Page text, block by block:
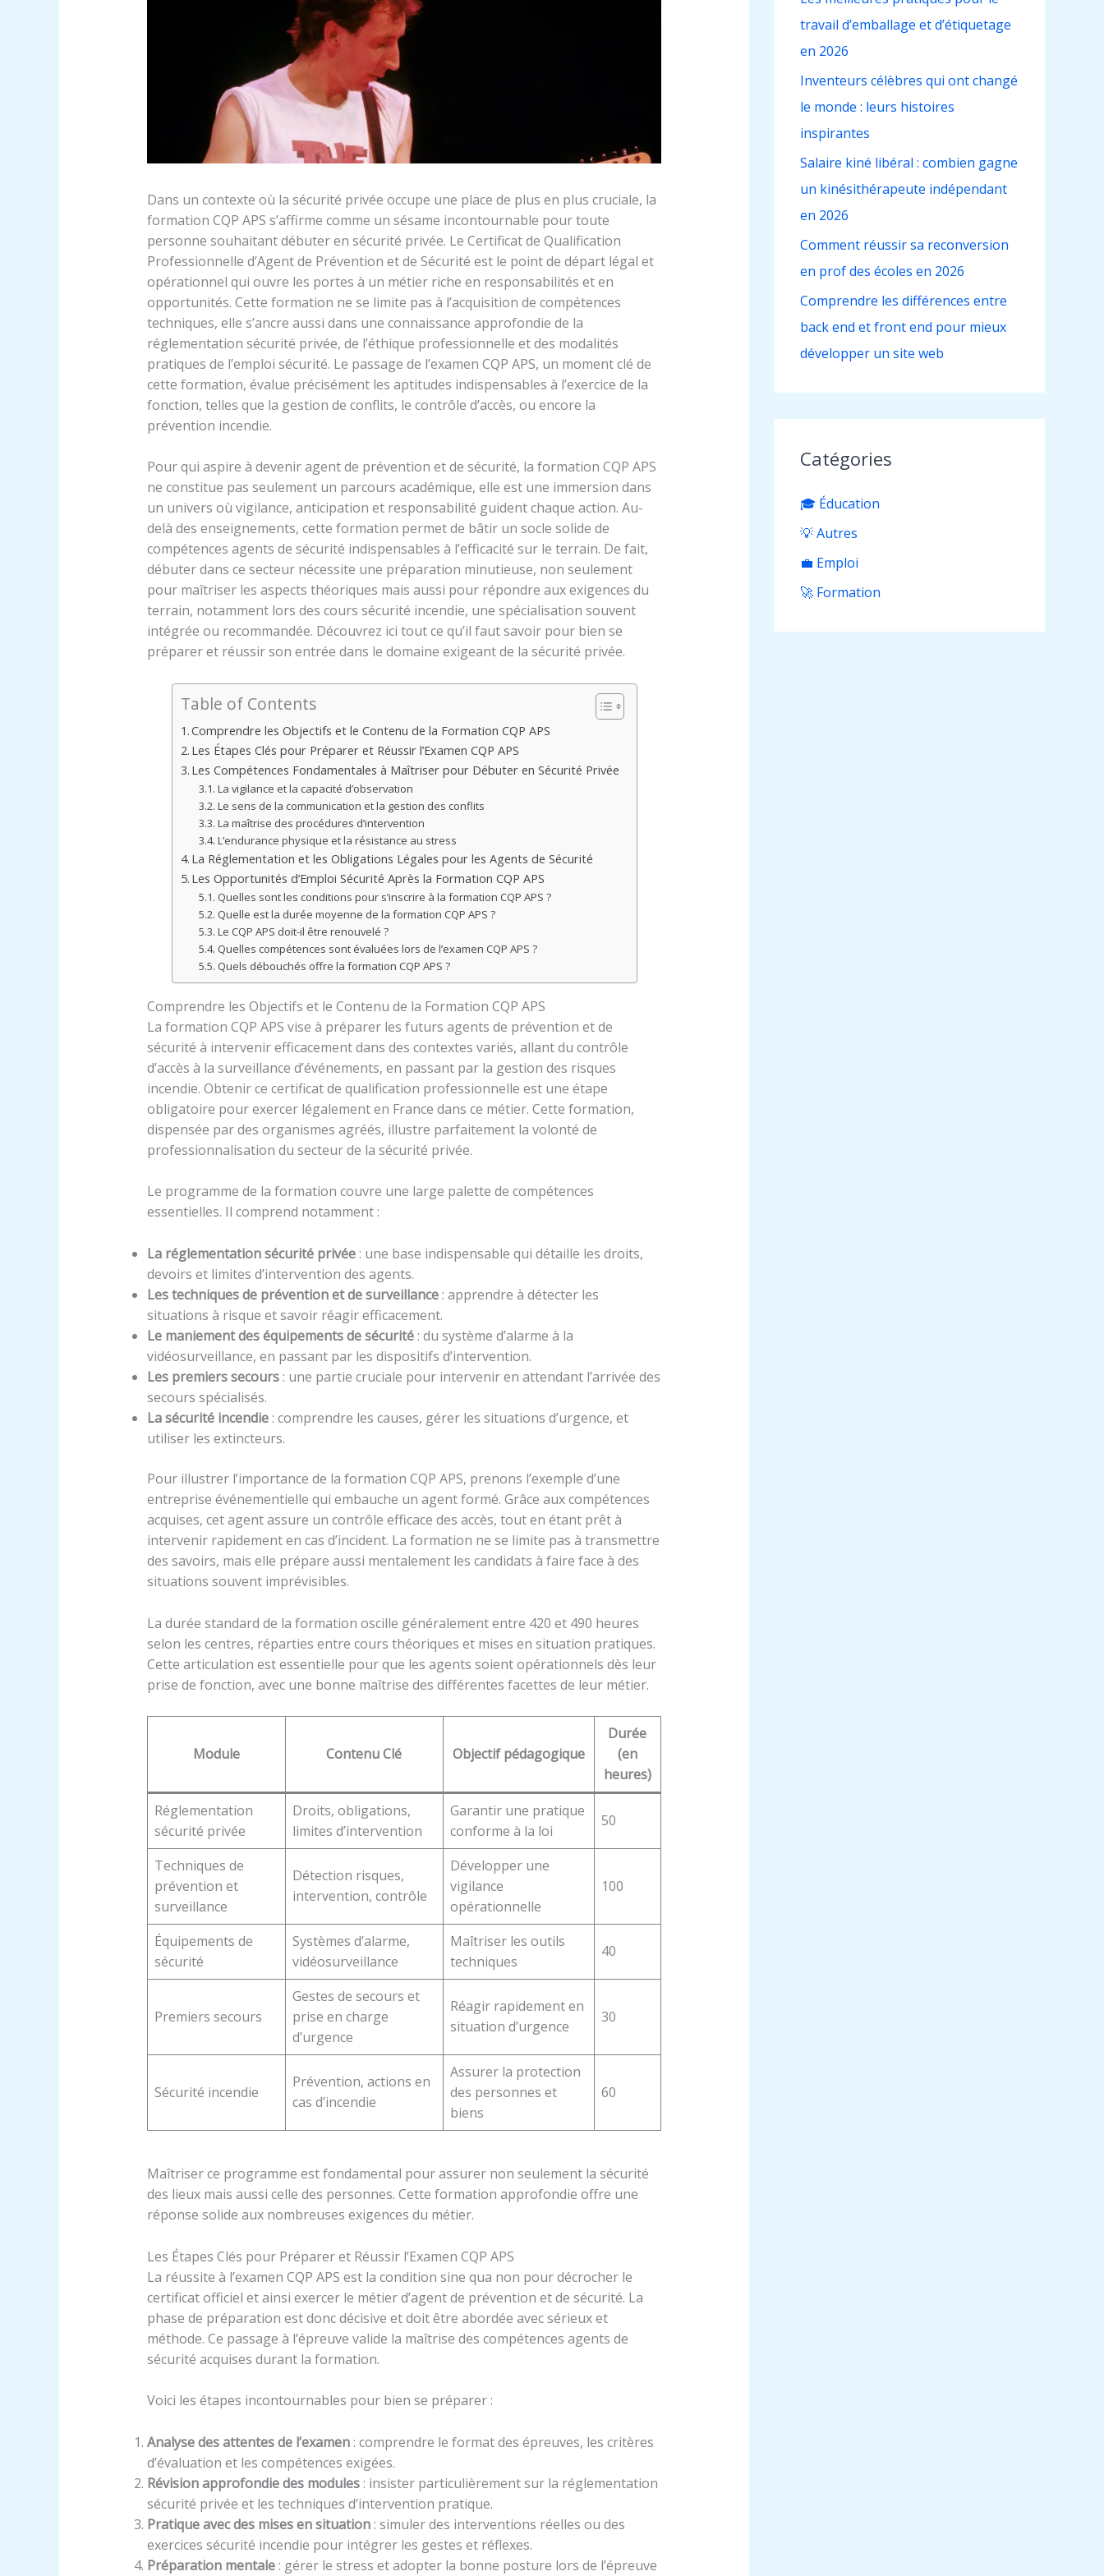
Dans un contexte où la sécurité privée occupe une place de plus en plus cruciale, la
formation CQP APS s’affirme comme un sésame incontournable pour toute
personne souhaitant débuter en sécurité privée. Le Certificat de Qualification
Professionnelle d’Agent de Prévention et de Sécurité est le point de départ légal et
opérationnel qui ouvre les portes à un métier riche en responsabilités et en
opportunités. Cette formation ne se limite pas à l’acquisition de compétences
techniques, elle s’ancre aussi dans une connaissance approfondie de la
réglementation sécurité privée, de l’éthique professionnelle et des modalités
pratiques de l’emploi sécurité. Le passage de l’examen CQP APS, un moment clé de
cette formation, évalue précisément les aptitudes indispensables à l’exercice de la
fonction, telles que la gestion de conflits, le contrôle d’accès, ou encore la
prévention incendie.
Pour qui aspire à devenir agent de prévention et de sécurité, la formation CQP APS
ne constitue pas seulement un parcours académique, elle est une immersion dans
un univers où vigilance, anticipation et responsabilité guident chaque action. Au-
delà des enseignements, cette formation permet de bâtir un socle solide de
compétences agents de sécurité indispensables à l’efficacité sur le terrain. De fait,
débuter dans ce secteur nécessite une préparation minutieuse, non seulement
pour maîtriser les aspects théoriques mais aussi pour répondre aux exigences du
terrain, notamment lors des cours sécurité incendie, une spécialisation souvent
intégrée ou recommandée. Découvrez ici tout ce qu’il faut savoir pour bien se
préparer et réussir son entrée dans le domaine exigeant de la sécurité privée.
Table of Contents
Comprendre les Objectifs et le Contenu de la Formation CQP APS
Les Étapes Clés pour Préparer et Réussir l’Examen CQP APS
Les Compétences Fondamentales à Maîtriser pour Débuter en Sécurité Privée
La vigilance et la capacité d’observation
Le sens de la communication et la gestion des conflits
La maîtrise des procédures d’intervention
L’endurance physique et la résistance au stress
La Réglementation et les Obligations Légales pour les Agents de Sécurité
Les Opportunités d’Emploi Sécurité Après la Formation CQP APS
Quelles sont les conditions pour s’inscrire à la formation CQP APS ?
Quelle est la durée moyenne de la formation CQP APS ?
Le CQP APS doit-il être renouvelé ?
Quelles compétences sont évaluées lors de l’examen CQP APS ?
Quels débouchés offre la formation CQP APS ?
Comprendre les Objectifs et le Contenu de la Formation CQP APS
La formation CQP APS vise à préparer les futurs agents de prévention et de
sécurité à intervenir efficacement dans des contextes variés, allant du contrôle
d’accès à la surveillance d’événements, en passant par la gestion des risques
incendie. Obtenir ce certificat de qualification professionnelle est une étape
obligatoire pour exercer légalement en France dans ce métier. Cette formation,
dispensée par des organismes agréés, illustre parfaitement la volonté de
professionnalisation du secteur de la sécurité privée.
Le programme de la formation couvre une large palette de compétences
essentielles. Il comprend notamment :
La réglementation sécurité privée: une base indispensable qui détaille les droits,
devoirs et limites d’intervention des agents.
Les techniques de prévention et de surveillance: apprendre à détecter les
situations à risque et savoir réagir efficacement.
Le maniement des équipements de sécurité: du système d’alarme à la
vidéosurveillance, en passant par les dispositifs d’intervention.
Les premiers secours: une partie cruciale pour intervenir en attendant l’arrivée des
secours spécialisés.
La sécurité incendie: comprendre les causes, gérer les situations d’urgence, et
utiliser les extincteurs.
Pour illustrer l’importance de la formation CQP APS, prenons l’exemple d’une
entreprise événementielle qui embauche un agent formé. Grâce aux compétences
acquises, cet agent assure un contrôle efficace des accès, tout en étant prêt à
intervenir rapidement en cas d’incident. La formation ne se limite pas à transmettre
des savoirs, mais elle prépare aussi mentalement les candidats à faire face à des
situations souvent imprévisibles.
La durée standard de la formation oscille généralement entre 420 et 490 heures
selon les centres, réparties entre cours théoriques et mises en situation pratiques.
Cette articulation est essentielle pour que les agents soient opérationnels dès leur
prise de fonction, avec une bonne maîtrise des différentes facettes de leur métier.
Module Contenu Clé Objectif pédagogique
Durée
(en
heures)
Réglementation
sécurité privée
Droits, obligations,
limites d’intervention
Garantir une pratique
conforme à la loi
50
Techniques de
prévention et
surveillance
Détection risques,
intervention, contrôle
Développer une
vigilance
opérationnelle
100
Équipements de
sécurité
Systèmes d’alarme,
vidéosurveillance
Maîtriser les outils
techniques
40
Premiers secours
Gestes de secours et
prise en charge
d’urgence
Réagir rapidement en
situation d’urgence
30
Sécurité incendie
Prévention, actions en
cas d’incendie
Assurer la protection
des personnes et
biens
60
Maîtriser ce programme est fondamental pour assurer non seulement la sécurité
des lieux mais aussi celle des personnes. Cette formation approfondie offre une
réponse solide aux nombreuses exigences du métier.
Les Étapes Clés pour Préparer et Réussir l’Examen CQP APS
La réussite à l’examen CQP APS est la condition sine qua non pour décrocher le
certificat officiel et ainsi exercer le métier d’agent de prévention et de sécurité. La
phase de préparation est donc décisive et doit être abordée avec sérieux et
méthode. Ce passage à l’épreuve valide la maîtrise des compétences agents de
sécurité acquises durant la formation.
Voici les étapes incontournables pour bien se préparer :
Analyse des attentes de l’examen: comprendre le format des épreuves, les critères
d’évaluation et les compétences exigées.
Révision approfondie des modules: insister particulièrement sur la réglementation
sécurité privée et les techniques d’intervention pratique.
Pratique avec des mises en situation: simuler des interventions réelles ou des
exercices sécurité incendie pour intégrer les gestes et réflexes.
Préparation mentale: gérer le stress et adopter la bonne posture lors de l’épreuve
h
e
r
:
travail d’emballage et d’étiquetage
en 2026
Inventeurs célèbres qui ont changé
le monde : leurs histoires
inspirantes
Salaire kiné libéral : combien gagne
un kinésithérapeute indépendant
en 2026
Comment réussir sa reconversion
en prof des écoles en 2026
Comprendre les différences entre
back end et front end pour mieux
développer un site web
Catégories
🎓 Éducation
💡 Autres
💼 Emploi
🚀 Formation